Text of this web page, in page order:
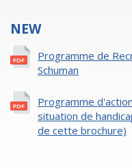
NEW
Programme de
Schuman
Programme
situation de
de cette brochure)